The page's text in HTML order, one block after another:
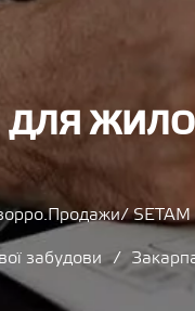
ДЛЯ
забудови